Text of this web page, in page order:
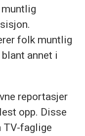
folk muntlig
annet i
reportasjer
opp. Disse
TV-faglige